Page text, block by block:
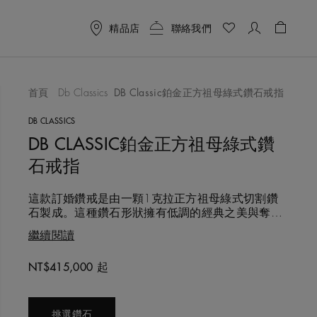
精品店 聯絡我們
愛清單
首頁 Db Classics DB Classic鉑金正方祖母綠式鑽石戒指
DB CLASSICS
DB CLASSIC鉑金正方祖母綠式鑽
石戒指
這款訂婚鑽戒是由一顆1克拉正方祖母綠式切割鑽
石製成。這種鑽石形狀擁有低調的經典之美與奪目
人。
繼續閱讀
Original price
NT$415,000 起
挑選鑽石